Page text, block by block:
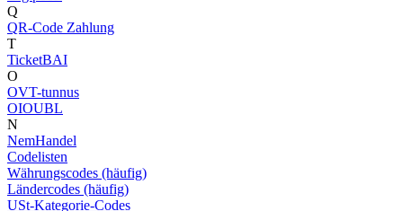
Q
QR-Code Zahlung
T
TicketBAI
O
OVT-tunnus
OIOUBL
N
NemHandel
Codelisten
Währungscodes (häufig)
Ländercodes (häufig)
USt-Kategorie-Codes